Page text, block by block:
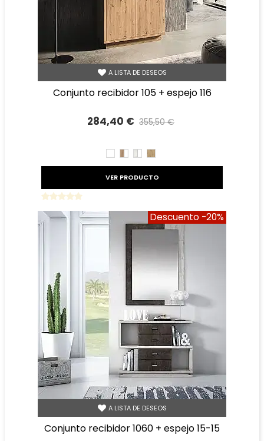
A LISTA DE DESEOS
conjunto recibidor 105 + espejo 116
284,40 € 355,50 €
BLANCO
ROBLE
TIBETROBLE
VER PRODUCTO
Descuento -20%
A LISTA DE DESEOS
conjunto recibidor 1060 + espejo 15-15